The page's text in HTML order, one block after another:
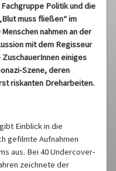
Politik und die
muss fließen“ im
nahmen an der
mit dem Regisseur
einiges
Szene, deren
riskanten Dreharbeiten.
Einblick in die
gefilmte Aufnahmen
aus. Bei 40 Undercover-
zeichnete der